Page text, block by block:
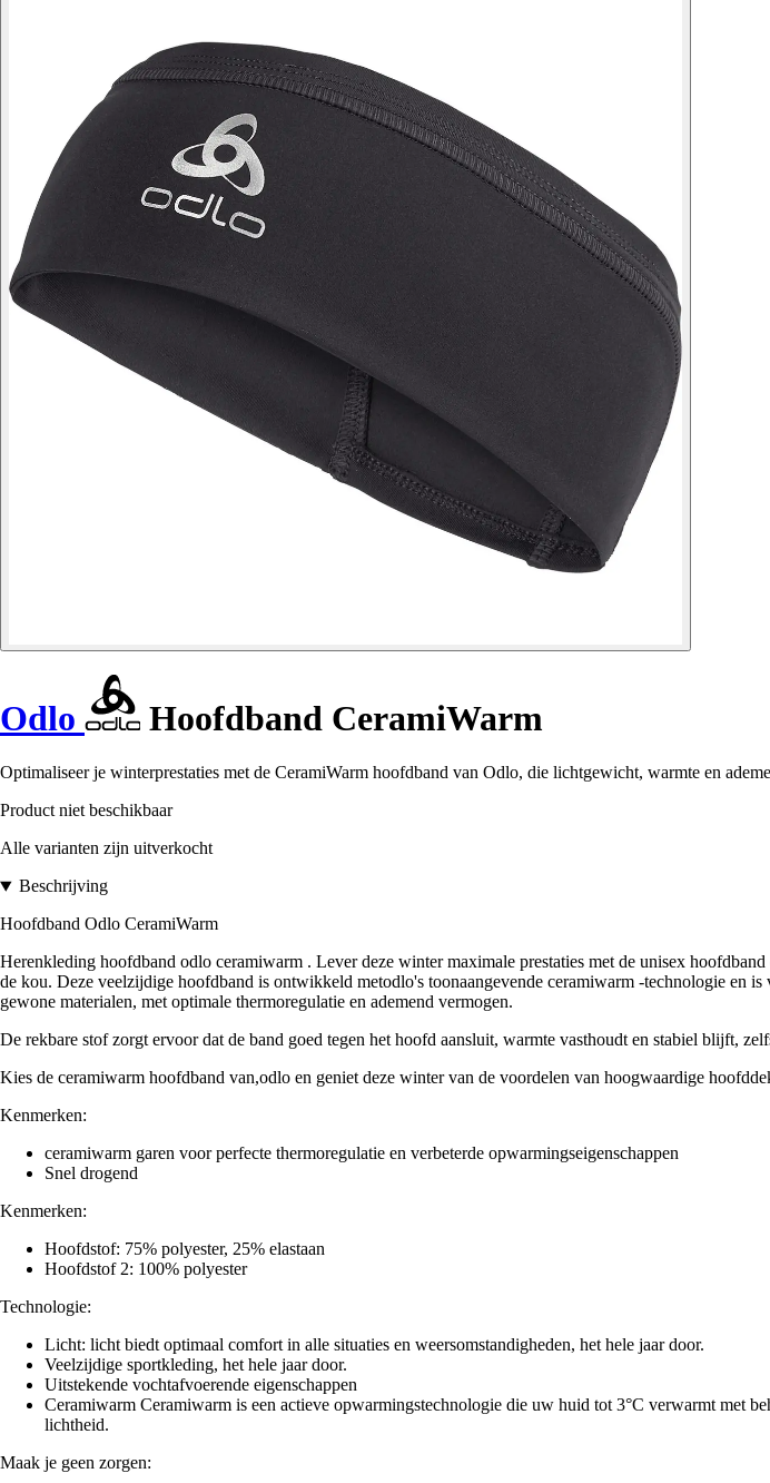
Odlo Hoofdband CeramiWarm
Optimaliseer je winterprestaties met de CeramiWarm hoofdband van Odlo, die lichtgewicht, warmte en
Product niet beschikbaar
Alle varianten zijn uitverkocht
Beschrijving
Hoofdband Odlo CeramiWarm
Herenkleding hoofdband odlo ceramiwarm . Lever deze winter maximale prestaties met de unisex
de kou. Deze veelzijdige hoofdband is ontwikkeld metodlo's toonaangevende ceramiwarm -technologie en
gewone materialen, met optimale thermoregulatie en ademend vermogen.
De rekbare stof zorgt ervoor dat de band goed tegen het hoofd aansluit, warmte vasthoudt en stabiel blijft,
Kies de ceramiwarm hoofdband van,odlo en geniet deze winter van de voordelen van hoogwaardige
Kenmerken:
ceramiwarm garen voor perfecte thermoregulatie en verbeterde opwarmingseigenschappen
Snel drogend
Kenmerken:
Hoofdstof: 75% polyester, 25% elastaan
Hoofdstof 2: 100% polyester
Technologie:
Licht: licht biedt optimaal comfort in alle situaties en weersomstandigheden, het hele jaar door.
Veelzijdige sportkleding, het hele jaar door.
Uitstekende vochtafvoerende eigenschappen
Ceramiwarm Ceramiwarm is een actieve opwarmingstechnologie die uw huid tot 3°C verwarmt met
lichtheid.
Maak je geen zorgen: